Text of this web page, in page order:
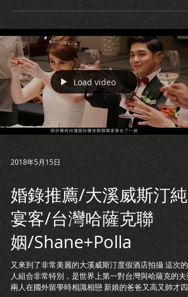
Load video
2018年5月15日
婚錄推薦/大溪威斯汀純
宴客/台灣哈薩克聯
姻/Shane+Polla
又來到了非常美麗的大溪威斯汀度假酒店拍攝 這次的
人組合非常特別，是世界上第一對台灣與哈薩克的夫妻
兩人在國外留學時相識相戀 新娘的爸爸又高又帥才四